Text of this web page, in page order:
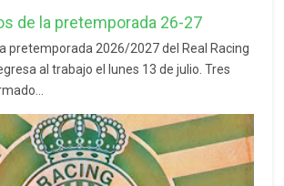
de la pretemporada 26-27
pretemporada 2026/2027 del Real Racing
al trabajo el lunes 13 de julio. Tres